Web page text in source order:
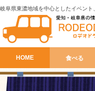
岐阜県東濃地域を中心としたイベン
HOME 食べる